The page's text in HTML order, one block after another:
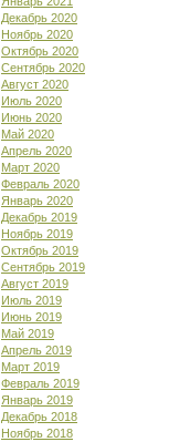
Декабрь 2020
Ноябрь 2020
Октябрь 2020
Сентябрь 2020
Август 2020
Июль 2020
Июнь 2020
Май 2020
Апрель 2020
Март 2020
Февраль 2020
Январь 2020
Декабрь 2019
Ноябрь 2019
Октябрь 2019
Сентябрь 2019
Август 2019
Июль 2019
Июнь 2019
Май 2019
Апрель 2019
Март 2019
Февраль 2019
Январь 2019
Декабрь 2018
Ноябрь 2018